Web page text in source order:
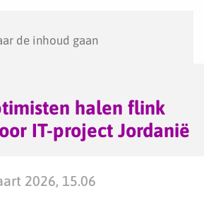
de inhoud gaan
halen flink
IT-project Jordanië
2026, 15.06